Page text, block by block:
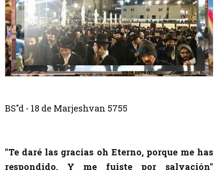
BS"d - 18 de Marjeshvan 5755
"Te daré las gracias oh Eterno, porque me has
respondido, Y me fuiste por salvación"